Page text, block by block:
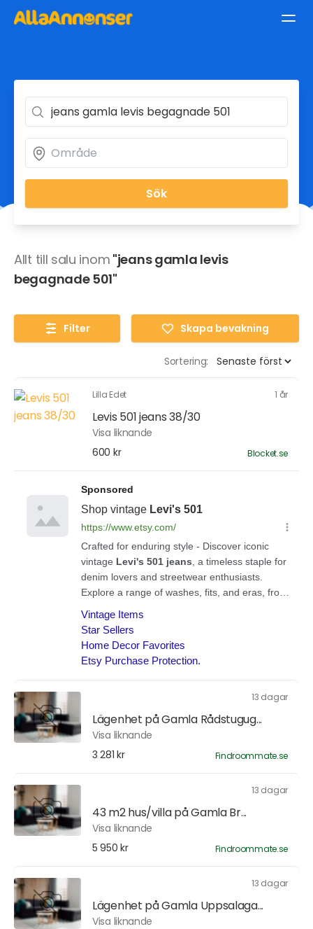
Sök
Allt till salu inom "jeans gamla levis
begagnade 501"
Filter Skapa bevakning
Sortering:
Lilla Edet 1 år
Levis 501 jeans 38/30
Visa liknande
600 kr
Blocket.se
13 dagar
Lägenhet på Gamla Rådstugug...
Visa liknande
3 281 kr
Findroommate.se
13 dagar
43 m2 hus/villa på Gamla Br...
Visa liknande
5 950 kr
Findroommate.se
13 dagar
Lägenhet på Gamla Uppsalaga...
Visa liknande